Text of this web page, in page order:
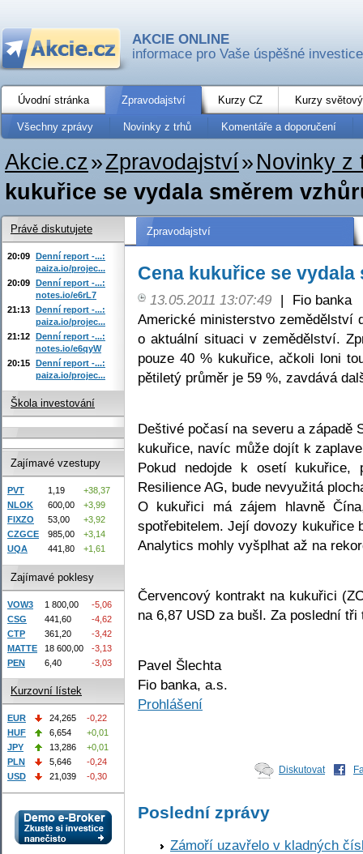
AKCIE ONLINE
informace pro Vaše úspěšné investice
Úvodní stránka Zpravodajství Kurzy CZ Kurzy
Všechny zprávy Novinky z trhů Komentáře a doporučení
Akcie.cz»Zpravodajství» Novinky z
kukuřice se vydala směrem
Zpravodajství
Cena kukuřice se vydala
13.05.2011 13:07:49 |
Fio banka
Americké ministerstvo zemědělství
o aktuální situaci v zemědělství.
pouze 40 % kukuřice, ačkoli loni
pětiletý průměr je 59 %, zavdává
Deštivé počasí na severu a západě
kukuřice, navíc může dojít k
Pokud nedojde k osetí kukuřice,
Resilience AG, bude nevyužitá
O kukuřici má zájem hlavně
spotřebitelem. Její dovozy kukuřice
Analytics mohly vyšplhat až na
Červencový kontrakt na kukuřici
na 6,87 USD za bušl. Za poslední
Pavel Šlechta
Fio banka, a.s.
Prohlášení
Diskutovat
Poslední zprávy
Zámoří uzavřelo v kladných
Právě diskutujete
20:09 Denní report -...:
paiza.io/projec...
20:09 Denní report -...:
notes.io/e6rL7
21:13 Denní report -...:
paiza.io/projec...
21:12 Denní report -...:
notes.io/e6qyW
20:15 Denní report -...:
paiza.io/projec...
Škola investování
Zajímavé vzestupy
PVT 1,19
+38,37
NLOK
600,00
+3,99
FIXZO
53,00
+3,92
CZGCE
985,00
+3,14
UQA
441,80 +1,61
Zajímavé poklesy
VOW3 1 800,00
-5,06
CSG
441,60
-4,62
CTP
361,20
-3,42
MATTE
18 600,00
-3,13
PEN
6,40 -3,03
Kurzovní lístek
EUR 24,265
-0,22
HUF
6,654
+0,01
JPY
13,286
+0,01
PLN
5,646
-0,24
USD
21,039 -0,30